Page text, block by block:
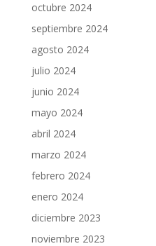
octubre 2024
septiembre 2024
agosto 2024
julio 2024
junio 2024
mayo 2024
abril 2024
marzo 2024
febrero 2024
enero 2024
diciembre 2023
noviembre 2023